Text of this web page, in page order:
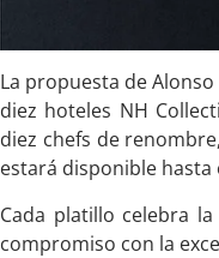
La propuesta de
diez hoteles NH
diez chefs de
estará disponible hasta
Cada platillo celebra
compromiso con la